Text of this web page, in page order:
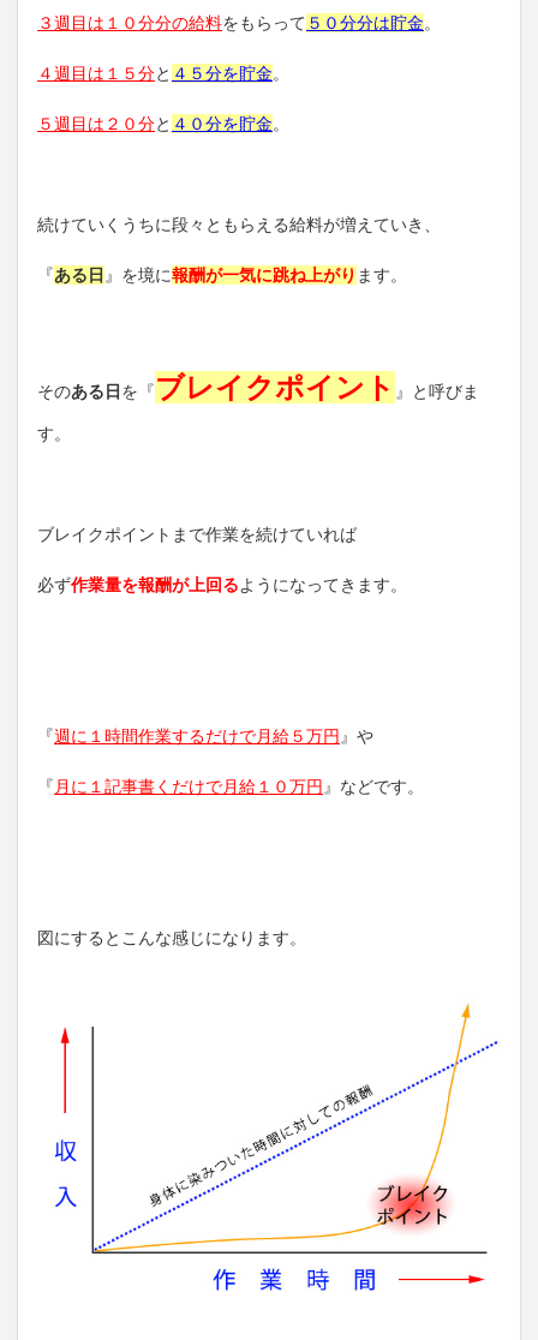
３週目は１０分分の給料をもらって ５０分分は貯金。
４週目は１５分と ４５分を貯金。
５週目は２０分と ４０分を貯金。
続けていくうちに段々ともらえる給料が増えていき、
『ある日 』を境に報酬が一気に跳ね上がり ます。
そのある日 を『ブレイクポイント 』と呼びま
す。
ブレイクポイントまで作業を続けていれば
必ず作業量を報酬が上回るようになってきます。
『週に１時間作業するだけで月給５万円 』や
『月に１記事書くだけで月給１０万円 』などです。
図にするとこんな感じになります。